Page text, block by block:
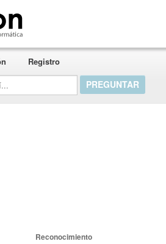
Registro
Reconocimiento